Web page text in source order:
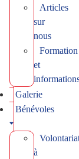
Articles
sur
nous
Formation
et
Galerie
Bénévoles
à